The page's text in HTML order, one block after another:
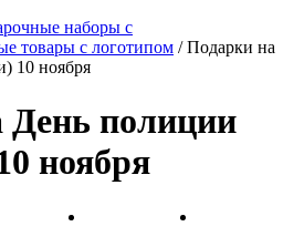
наборы с
товары с логотипом / Подарки на
10 ноября
День полиции
ноября